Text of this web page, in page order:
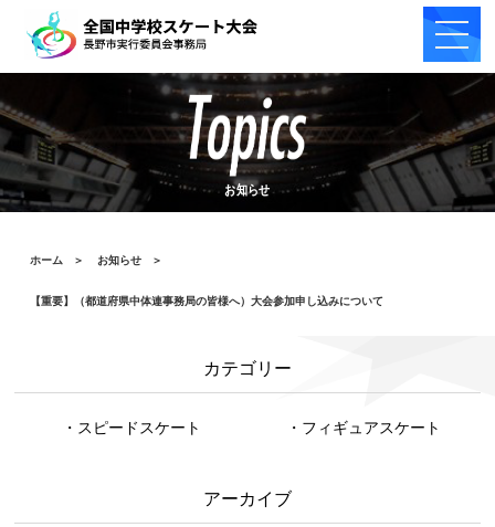
お知らせ
ホーム ＞ お知らせ ＞
【重要】（都道府県中体連事務局の皆様へ）大会参加申し込みについて
カテゴリー
・スピードスケート ・フィギュアスケート
アーカイブ